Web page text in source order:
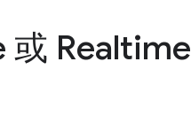
或 Realtime